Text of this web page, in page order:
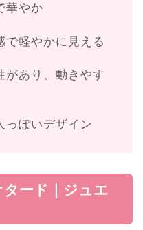
華やか
で軽やかに見える
があり、動きやす
っぽいデザイン
ード｜ジュエ